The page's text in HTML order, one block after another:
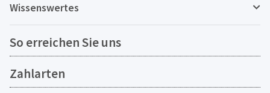
Wissenswertes
So erreichen Sie uns
Zahlarten